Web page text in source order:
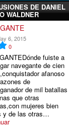
DE DANIEL
WALDNER
6, 2015
0
fuiste a
navegante de cien
afanoso
de
de mil batallas
que otras
mujeres bien
y de las otras…